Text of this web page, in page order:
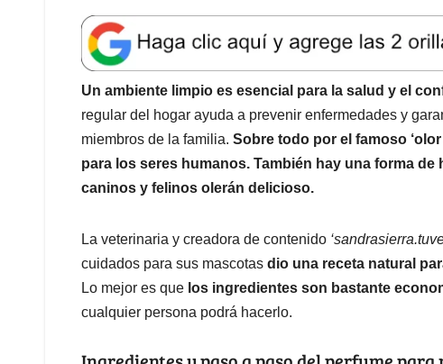
a
t
s
A
p
p
e
b
o
o
k
k
e
d
I
n
l
e
a
d
s
Un ambiente limpio es esencial para la salud y el
regular del hogar ayuda a prevenir enfermedades y
miembros de la familia. Sobre todo por el famoso
para los seres humanos. También hay una forma
caninos y felinos olerán delicioso.
La veterinaria y creadora de contenido
cuidados para sus mascotas dio una receta natural
Lo mejor es que los ingredientes son bastante
cualquier persona podrá hacerlo.